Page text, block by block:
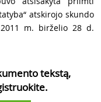
atskirojo skundo
m. birželio 28 d.
tekstą,